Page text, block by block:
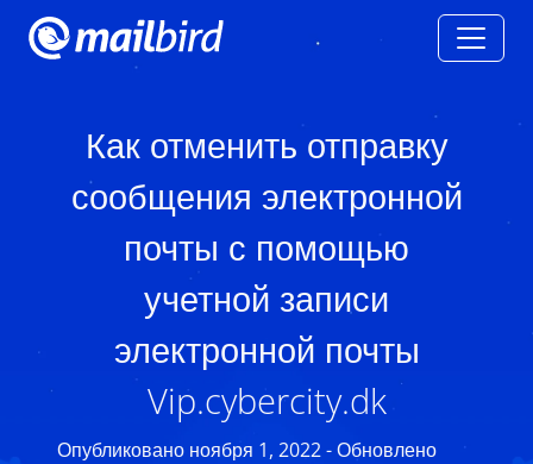
Как отменить отправку
сообщения электронной
почты с помощью
учетной записи
электронной почты
Vip.cybercity.dk
Опубликовано ноября 1, 2022 - Обновлено